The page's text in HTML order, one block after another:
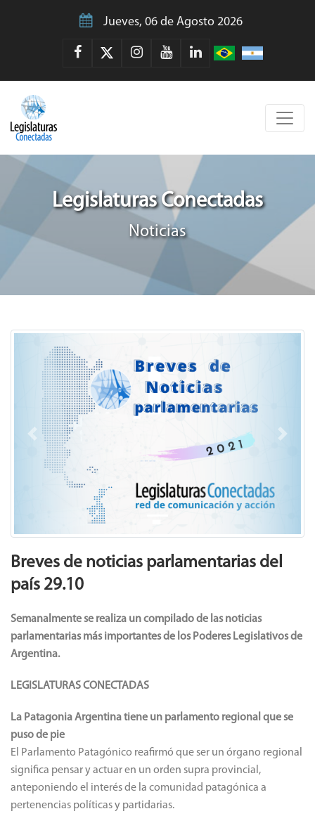
Jueves, 06 de Agosto 2026
Legislaturas Conectadas
Noticias
Previous Next
Breves de noticias parlamentarias del
país 29.10
Semanalmentese realiza un compilado de las noticias
parlamentarias más importantes de los Poderes Legislativos de
Argentina.
LEGISLATURAS CONECTADAS
La Patagonia Argentina tiene un parlamento regional que se
puso de pie
El Parlamento Patagónico reafirmó que ser un órgano regional
significa pensar y actuar en un orden supra provincial,
anteponiendo el interés de la comunidad patagónica a
pertenencias políticas y partidarias.